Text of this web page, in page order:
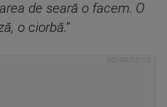
de seară o facem. O
o ciorbă.”